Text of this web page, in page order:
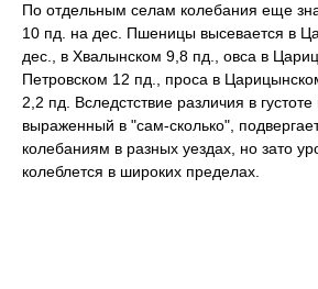
По отдельным селам колебания еще
10 пд. на дес. Пшеницы высевается в
дес., в Хвалынском 9,8 пд., овса в
Петровском 12 пд., проса в
2,2 пд. Вследстствие различия в
выраженный в "сам-сколько",
колебаниям в разных уездах, но зато
колеблется в широких пределах.